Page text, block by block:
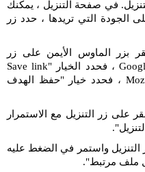
في صفحة التنزيل ، يمكنك
الجودة التي تريدها ، حدد زر
بزر الماوس الأيمن على زر
التنزيل. إذا كنت تستخدم Google Chrome ، فحدد الخيار "Save link
as...". إذا كنت تستخدم Mozilla FireFox ، فحدد خيار "حفظ الهدف
على زر التنزيل مع الاستمرار
التنزيل واستمر في الضغط عليه
ملف مرتبط".